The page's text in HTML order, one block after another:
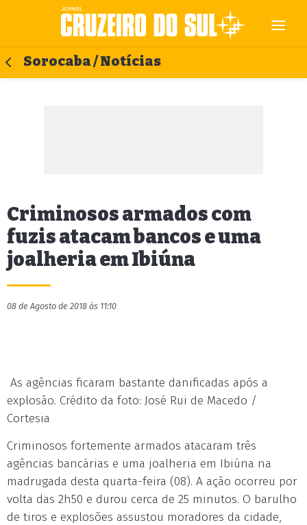
Sorocaba / Notícias
Criminosos armados com
fuzis atacam bancos e uma
joalheria em Ibiúna
08 de Agosto de 2018 às 11:10
As agências ficaram bastante danificadas após a
explosão. Crédito da foto: José Rui de Macedo /
Cortesia
Criminosos fortemente armados atacaram três
agências bancárias e uma joalheria em Ibiúna na
madrugada desta quarta-feira (08). A ação ocorreu por
volta das 2h50 e durou cerca de 25 minutos. O barulho
de tiros e explosões assustou moradores da cidade,